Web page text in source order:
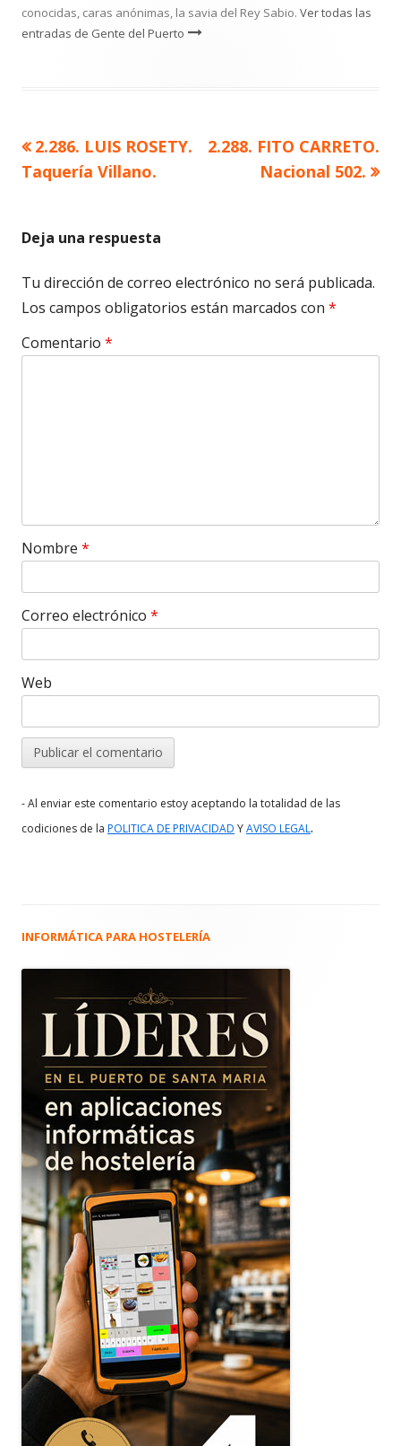
conocidas, caras anónimas, la savia del Rey Sabio. Ver todas las
entradas de Gente del Puerto
Navegación
entradas
Artículo
anterior
2.286. LUIS ROSETY.
Taquería Villano.
Artículo
siguiente
2.288. FITO CARRETO.
Nacional 502.
Deja una respuesta
Tu dirección de correo electrónico no será publicada.
Los campos obligatorios están marcados con *
Comentario *
Nombre *
Correo electrónico *
Web
- Al enviar este comentario estoy aceptando la totalidad de las
codiciones de la POLITICA DE PRIVACIDAD YAVISO LEGAL.
Barra
principal
INFORMÁTICA PARA HOSTELERÍA